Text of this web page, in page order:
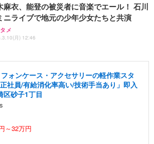
麻衣、能登の被災者に音楽でエール！ 石川
ニライブで地元の少年少女たちと共演
メ
月) 12:46
フォンケース・アクセサリーの軽作業スタ
社員/有給消化率高い/技術手当あり」即入
区砂子1丁目
～32万円